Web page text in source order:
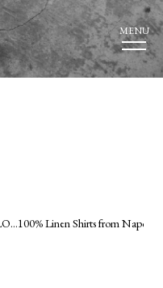
MENU
Linen Shirts from Napoli.